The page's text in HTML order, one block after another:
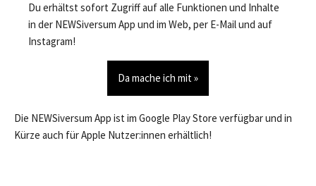
Du erhältst sofort Zugriff auf alle Funktionen und Inhalte
in der NEWSiversum App und im Web, per E-Mail und auf
Instagram!
Da mache ich mit »
Die NEWSiversum App ist im Google Play Store verfügbar und in
Kürze auch für Apple Nutzer:innen erhältlich!